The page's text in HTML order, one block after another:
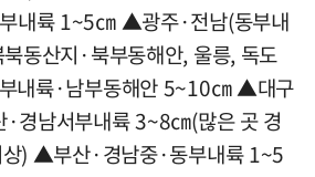
내륙 1~5㎝ ▲광주·전남(동부내
동산지·북부동해안, 울릉, 독도
내륙·남부동해안 5~10㎝ ▲대구
·경남서부내륙 3~8㎝(많은 곳 경
) ▲부산·경남중·동부내륙 1~5